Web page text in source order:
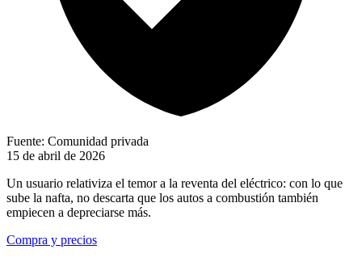
Fuente: Comunidad privada
15 de abril de 2026
Un usuario relativiza el temor a la reventa del eléctrico: con lo que
sube la nafta, no descarta que los autos a combustión también
empiecen a depreciarse más.
Compra y precios